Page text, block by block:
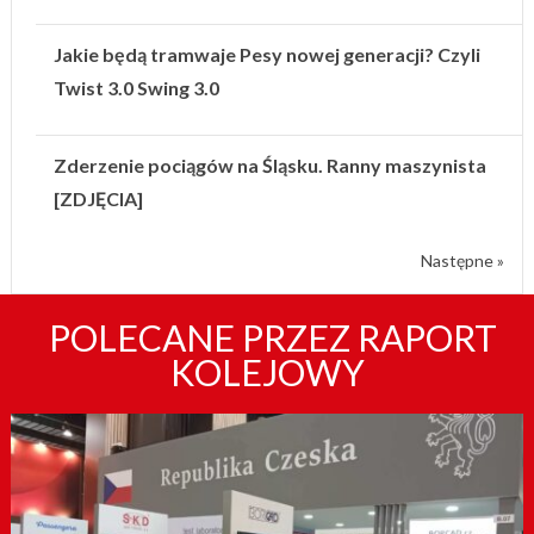
Jakie będą tramwaje Pesy nowej generacji? Czyli
Twist 3.0 Swing 3.0
Zderzenie pociągów na Śląsku. Ranny maszynista
[ZDJĘCIA]
Następne »
POLECANE PRZEZ RAPORT
KOLEJOWY